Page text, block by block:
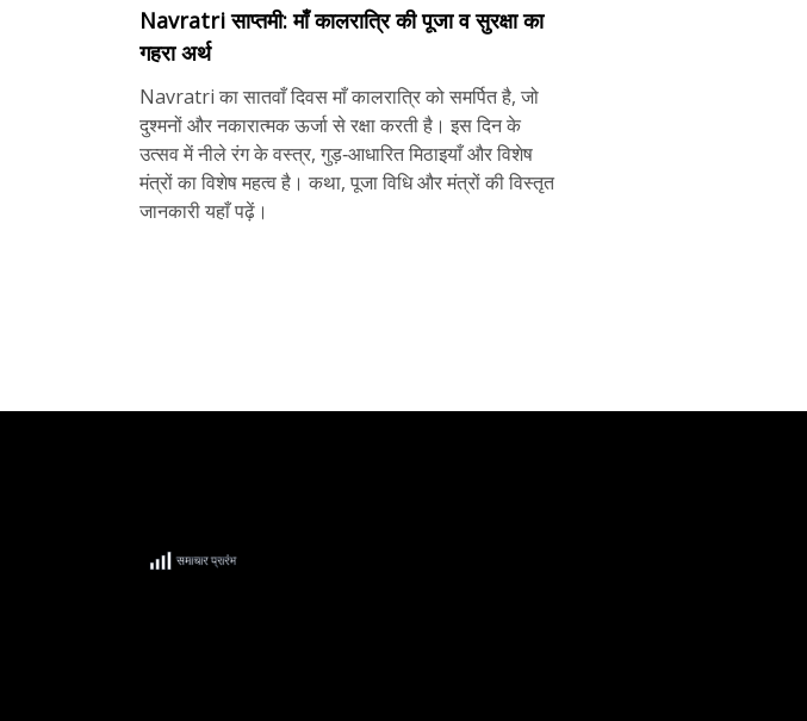
Navratri साप्तमी: माँ कालरात्रि की पूजा व सुरक्षा का
गहरा अर्थ
Navratri का सातवाँ दिवस माँ कालरात्रि को समर्पित है, जो
दुश्मनों और नकारात्मक ऊर्जा से रक्षा करती है। इस दिन के
उत्सव में नीले रंग के वस्त्र, गुड़‑आधारित मिठाइयाँ और विशेष
मंत्रों का विशेष महत्व है। कथा, पूजा विधि और मंत्रों की विस्तृत
जानकारी यहाँ पढ़ें।